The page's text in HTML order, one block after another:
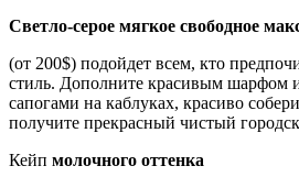
Светло-серое мягкое свободное
(от 200$) подойдет всем, кто
стиль. Дополните красивым шарфом
сапогами на каблуках, красиво
получите прекрасный чистый
Кейп молочного оттенка